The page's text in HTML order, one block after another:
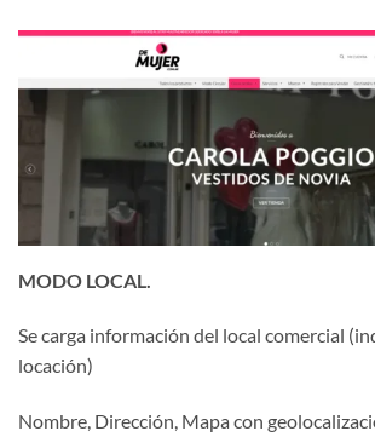
MODO LOCAL.
Se carga información del local comercial
locación)
Nombre, Dirección, Mapa con